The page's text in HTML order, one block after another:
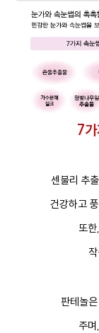
클렌징
7
센불리 추
건강하고
또
판테놀
주